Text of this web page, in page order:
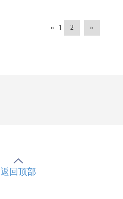
« 1 2 »
返回顶部